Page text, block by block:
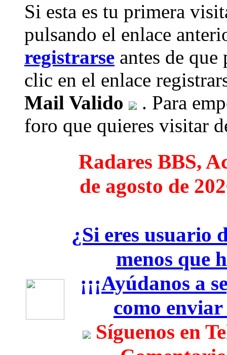
Si esta es tu primera
pulsando el enlace
registrarse antes de que
clic en el enlace
Mail Valido
. Para
foro que quieres visitar
Radares BBS,
de agosto de
¿Si eres usuario
menos que
¡¡¡Ayúdanos a
como
Síguenos en